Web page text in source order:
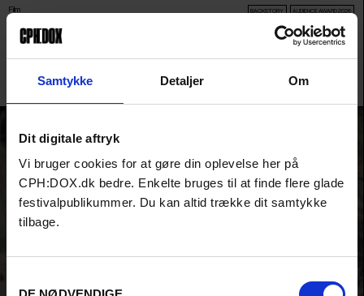
Samtykke Detaljer Om
Dit digitale aftryk
Vi bruger cookies for at gøre din oplevelse her på
CPH:DOX.dk bedre. Enkelte bruges til at finde flere glade
festivalpublikummer. Du kan altid trække dit samtykke
tilbage.
Film BACKSTORY AUDIENCE AWARD 2026
DO YOU LOVE ME
Et cinematisk kærlighedsbrev til Libanon.